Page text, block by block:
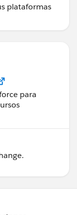
plataformas
para